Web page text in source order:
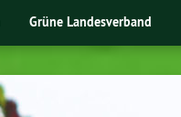
Grüne Landesverband